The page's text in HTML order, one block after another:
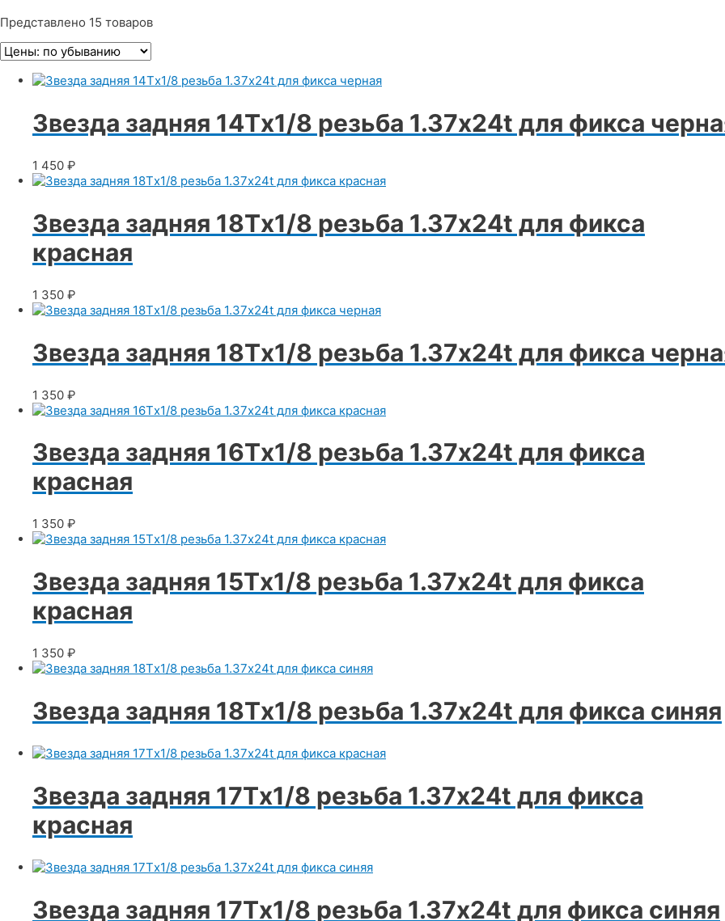
Представлено 15 товаров
Звезда задняя 14Тx1/8 резьба 1.37х24t для фикса
1 450 ₽
Звезда задняя 18Тx1/8 резьба 1.37х24t для фикса
красная
1 350 ₽
Звезда задняя 18Тx1/8 резьба 1.37х24t для фикса
1 350 ₽
Звезда задняя 16Тx1/8 резьба 1.37х24t для фикса
красная
1 350 ₽
Звезда задняя 15Тx1/8 резьба 1.37х24t для фикса
красная
1 350 ₽
Звезда задняя 18Тx1/8 резьба 1.37х24t для фикса синяя
Звезда задняя 17Тx1/8 резьба 1.37х24t для фикса
красная
Звезда задняя 17Тx1/8 резьба 1.37х24t для фикса синяя